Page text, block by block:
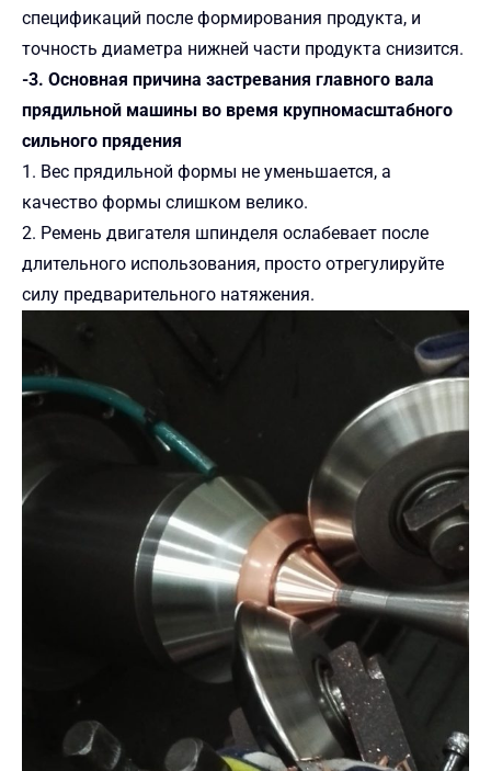
спецификаций после формирования продукта, и
точность диаметра нижней части продукта снизится.
-3. Основная причина застревания главного вала
прядильной машины во время крупномасштабного
сильного прядения
1. Вес прядильной формы не уменьшается, а
качество формы слишком велико.
2. Ремень двигателя шпинделя ослабевает после
длительного использования, просто отрегулируйте
силу предварительного натяжения.